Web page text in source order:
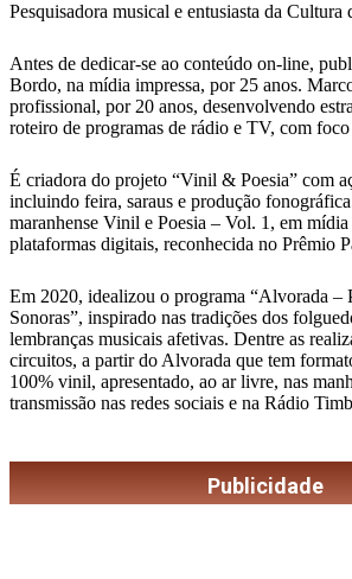
Pesquisadora musical e entusiasta da
Antes de dedicar-se ao conteúdo on-line,
Bordo, na mídia impressa, por 25 anos.
profissional, por 20 anos, desenvolvendo
roteiro de programas de rádio e TV, com
É criadora do projeto “Vinil & Poesia” com
incluindo feira, saraus e produção
maranhense Vinil e Poesia – Vol. 1, em
plataformas digitais, reconhecida no Prêmio
Em 2020, idealizou o programa “Alvorada –
Sonoras”, inspirado nas tradições dos
lembranças musicais afetivas. Dentre as
circuitos, a partir do Alvorada que tem
100% vinil, apresentado, ao ar livre, nas
transmissão nas redes sociais e na Rádio
Publicidade